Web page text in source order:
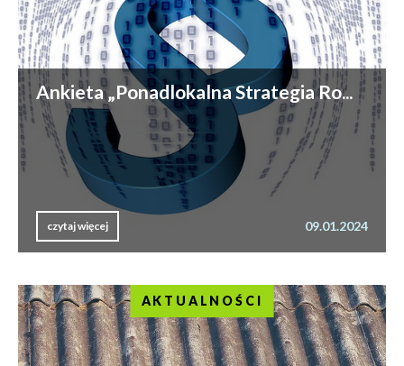
Ankieta „Ponadlokalna Strategia Ro...
czytaj więcej 09.01.2024
AKTUALNOŚCI